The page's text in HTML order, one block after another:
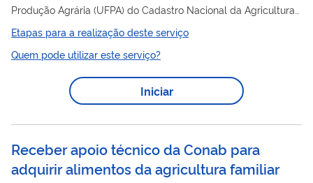
Produção Agrária (UFPA) do Cadastro Nacional da Agricultura
Familiar(CAF), a plataforma Meu Imóvel Rural oferece acesso
Simplificado da UnidadeFamiliar
documento oficial do CAF. Para acessá-lo, basta entrar na
plataforma Meu Imóvel Rural com a conta GOV.BR , clicar na
Etapas para a realização deste serviço
Quem pode utilizar este serviço?
Iniciar
Receber apoio técnico da Conab para
adquirir alimentos da agricultura familiar